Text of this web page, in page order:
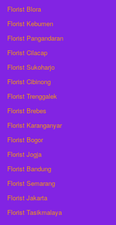
Florist Blora
Florist Kebumen
Florist Pangandaran
Florist Cilacap
Florist Sukoharjo
Florist Cibinong
Florist Trenggalek
Florist Brebes
Florist Karanganyar
Florist Bogor
Florist Jogja
Florist Bandung
Florist Semarang
Florist Jakarta
Florist Tasikmalaya